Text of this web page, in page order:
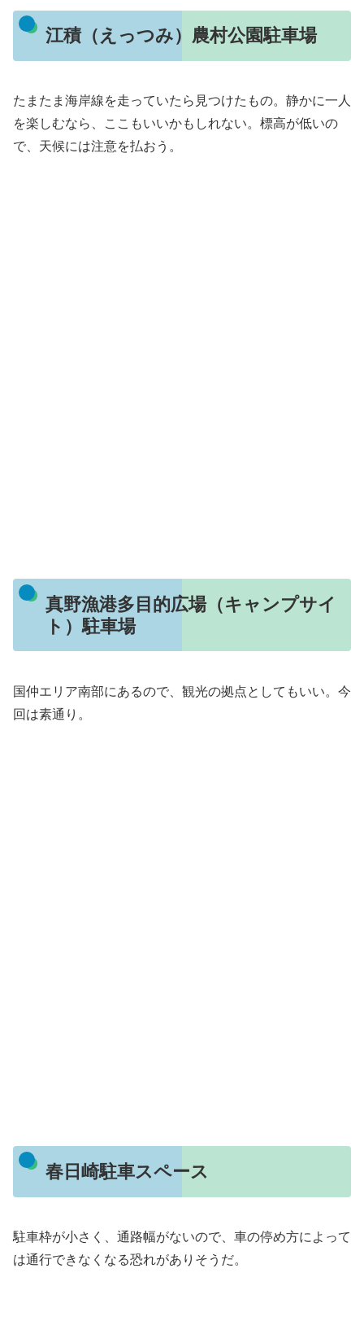
江積（えっつみ）農村公園駐車場
たまたま海岸線を走っていたら見つけたもの。静かに一人
を楽しむなら、ここもいいかもしれない。標高が低いの
で、天候には注意を払おう。
真野漁港多目的広場（キャンプサイ
ト）駐車場
国仲エリア南部にあるので、観光の拠点としてもいい。今
回は素通り。
春日崎駐車スペース
駐車枠が小さく、通路幅がないので、車の停め方によって
は通行できなくなる恐れがありそうだ。